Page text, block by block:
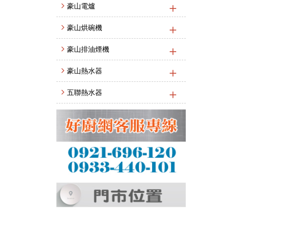
豪山電爐
豪山烘碗機
豪山排油煙機
豪山熱水器
五聯熱水器